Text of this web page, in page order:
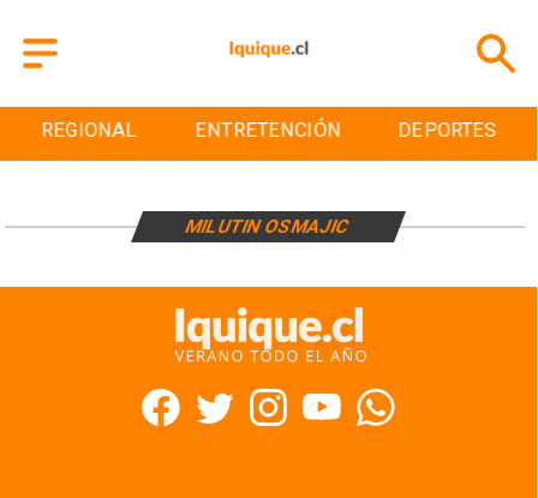
REGIONAL ENTRETENCIÓN DEPORTES
MILUTIN OSMAJIC